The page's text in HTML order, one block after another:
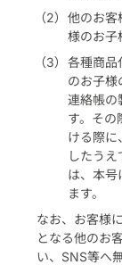
他のお客
様のお子
各種商品
のお子様
連絡帳の
す。その
ける際に
したう
は、本号
ます。
なお、お客様
となる他のお
い、SNS等へ